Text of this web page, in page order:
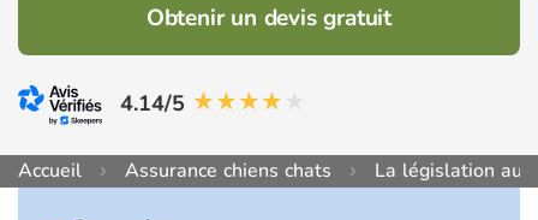
Obtenir un devis gratuit
4.14/5
Accueil Assurance chiens chats La législation